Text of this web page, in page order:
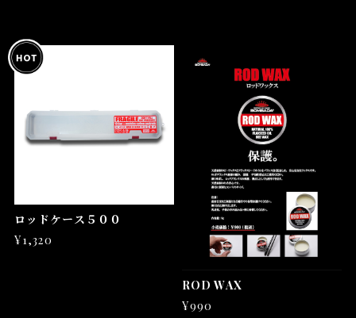
ロッドケース５００
¥1,320
ROD WAX
¥990